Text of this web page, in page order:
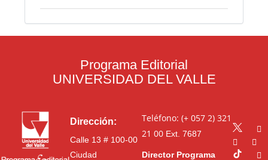
Programa Editorial
UNIVERSIDAD DEL VALLE
Dirección:
Calle 13 # 100-00
Ciudad
Teléfono: (+ 057 2) 321
21 00Ext. 7687
Director Programa